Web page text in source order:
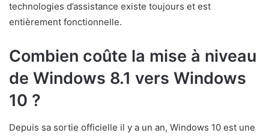
technologies d’assistance existe toujours et est
entièrement fonctionnelle.
Combien coûte la mise à niveau
de Windows 8.1 vers Windows
10 ?
Depuis sa sortie officielle il y a un an, Windows 10 est une